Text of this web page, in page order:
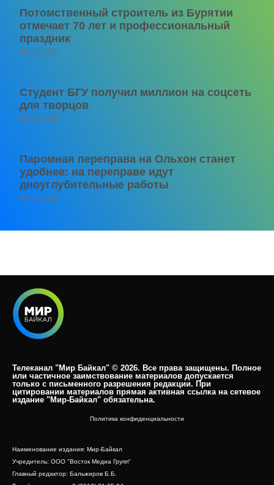
Потомственный строитель из Бурятии
отмечает 70 лет и профессиональный
праздник
06.08.2026
Студент БГУ получил миллион на соцсеть
для творцов
06.08.2026
Паромная переправа на Ольхон станет
удобнее: на переправе идут
дноуглубительные работы
06.08.2026
Телеканал "Мир Байкал" © 2026. Все права защищены. Полное
или частичное заимствование материалов допускается
только с письменного разрешения редакции. При
цитировании материалов прямая активная ссылка на сетевое
издание "Мир-Байкал" обязательна.​
Политика конфиденциальности
Наименование издания: Мир-Байкал
Учредитель: ООО "Восток Медиа Групп"
Главный редактор: Бальжиров Б.Б.